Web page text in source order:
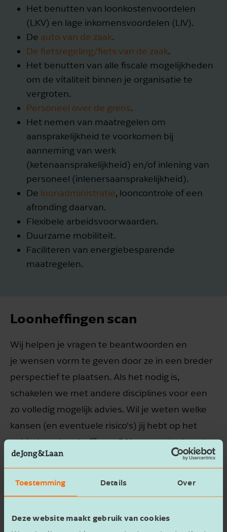
Toestemming Details Over
Deze website maakt gebruik van cookies
Het benutten van loonkostenvoordelen
(LKV) en lage inkomensvoordelen (LIV).
De auto van de zaak.
De fietsregeling/fiets van de zaak.
Het benutten van alle fiscale mogelijkheden
om de vitaliteit binnen je organisatie te
vergroten.
Personeel over de grens.
Het nemen van maatregelen om
aansprakelijkheid te voorkomen bij
aanneming van werk
(ketenaansprakelijkheid) en/of inlening van
personeel (inlenersaansprakelijkheid).
De loonadministratie, looncontrole of een
afronding daarvan.
Flexibele arbeidsvoorwaarden.
Duurzame mobiliteit.
Faciliteren van energiebesparende
maatregelen.
Loonheffingen scan
Wij helpen je vragen te beantwoorden en
je wensen vorm te geven door ze in een breder
perspectief te plaatsen. Als het nodig is,
schakelen we met andere disciplines voor een
zo volledig mogelijk advies. Wil je weten welke
kansen (en eventuele risico's) jij hebt op het
gebied van loonheffingen? Neem contact met
ons op en wij doen een loonheffingen scan voor
voordelen te behalen zijn.